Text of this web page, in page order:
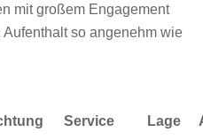
mit großem Engagement
so angenehm wie
Service Lage